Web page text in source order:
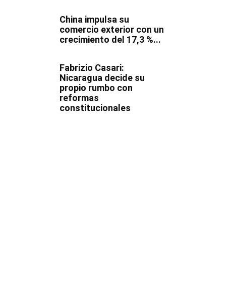
China impulsa su
comercio exterior con un
crecimiento del 17,3 %...
Fabrizio Casari:
Nicaragua decide su
propio rumbo con
reformas
constitucionales